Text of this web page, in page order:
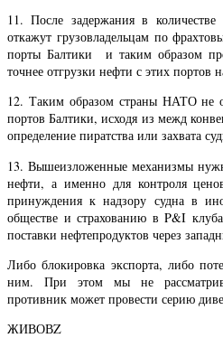
11. После задержания в количестве
откажут грузовладельцам по
порты Балтики и таким образом
точнее отгрузки нефти с этих портов
12. Таким образом страны НАТО не
портов Балтики, исходя из межд
определение пиратства или захвата
13. Вышеизложенные механизмы
нефти, а именно для контроля
принуждения к надзору судна в
обществе и страхованию в P&I
поставки нефтепродуктов через
Либо блокировка экспорта, либо
ним. При этом мы не
противник может провести серию
ЖИВОВZ